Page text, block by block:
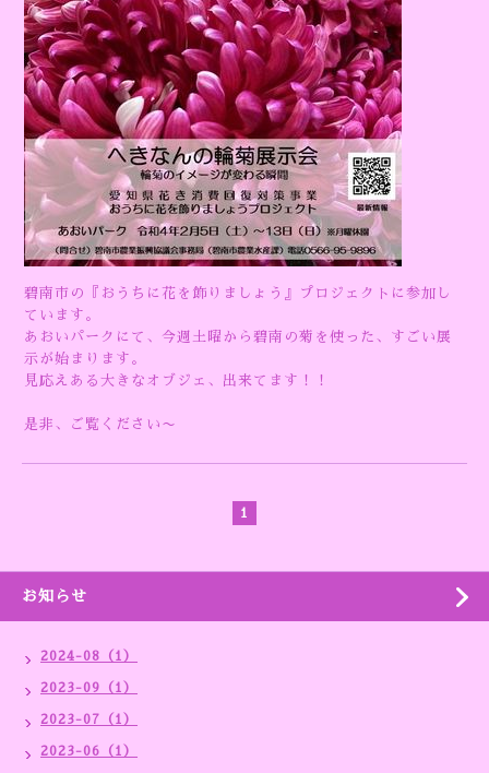
碧南市の『おうちに花を飾りましょう』プロジェクトに参加し
ています。
あおいパークにて、今週土曜から碧南の菊を使った、すごい展
示が始まります。
見応えある大きなオブジェ、出来てます！！
是非、ご覧ください〜
1
お知らせ
2024-08（1）
2023-09（1）
2023-07（1）
2023-06（1）